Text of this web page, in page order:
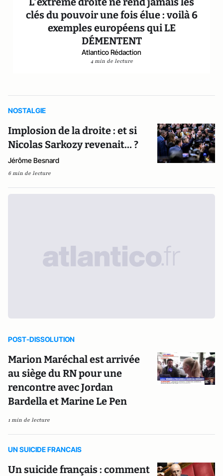
clés du pouvoir une fois élue : voilà 6
exemples européens qui LE
DÉMENTENT
Atlantico Rédaction
4 min de lecture
NOSTALGIE
Implosion de la droite : et si
Nicolas Sarkozy revenait… ?
Jérôme Besnard
6 min de lecture
POST-DISSOLUTION
Marion Maréchal est arrivée
au siège du RN pour une
rencontre avec Jordan
Bardella et Marine Le Pen
1 min de lecture
UN SUICIDE FRANCAIS
Un suicide français : comment